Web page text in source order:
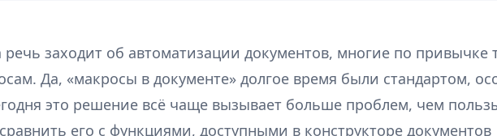
речь заходит об автоматизации документов, многие по привычке
Да, «макросы в документе» долгое время были стандартом,
это решение всё чаще вызывает больше проблем, чем
его с функциями, доступными в конструкторе документов